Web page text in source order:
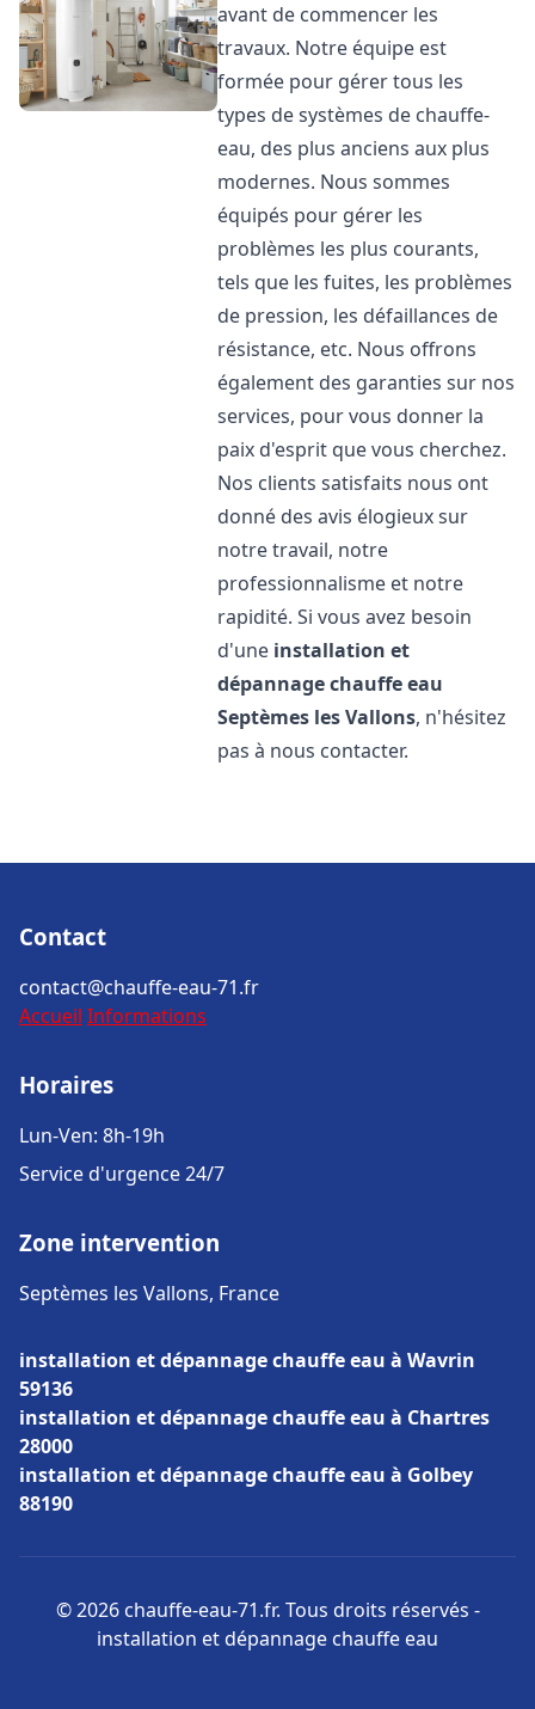
avant de commencer les
travaux. Notre équipe est
formée pour gérer tous les
types de systèmes de chauffe-
eau, des plus anciens aux plus
modernes. Nous sommes
équipés pour gérer les
problèmes les plus courants,
tels que les fuites, les problèmes
de pression, les défaillances de
résistance, etc. Nous offrons
également des garanties sur nos
services, pour vous donner la
paix d'esprit que vous cherchez.
Nos clients satisfaits nous ont
donné des avis élogieux sur
notre travail, notre
professionnalisme et notre
rapidité. Si vous avez besoin
d'une installation et
dépannage chauffe eau
Septèmes les Vallons, n'hésitez
pas à nous contacter.
Contact
contact@chauffe-eau-71.fr
Accueil Informations
Horaires
Lun-Ven: 8h-19h
Service d'urgence 24/7
Zone intervention
Septèmes les Vallons, France
installation et dépannage chauffe eau à Wavrin
59136
installation et dépannage chauffe eau à Chartres
28000
installation et dépannage chauffe eau à Golbey
88190
© 2026 chauffe-eau-71.fr. Tous droits réservés -
installation et dépannage chauffe eau